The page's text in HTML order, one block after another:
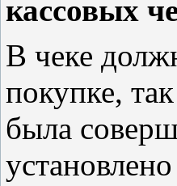
кассовых
В чеке
покупке,
была